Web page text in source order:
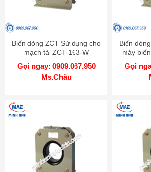
Biến dòng ZCT Sử dụng cho
mạch tải ZCT-163-W
Mitsubishi
Gọi ngay: 0909.067.950
Ms.Châu
Biến
máy
Gọi